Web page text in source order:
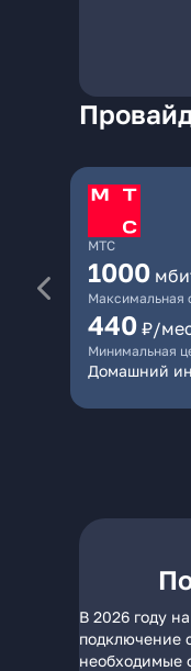
МТС
1000
Максимальная
440 ₽/
Минимальная
Домашний
В 2026 году
подключение
необходимые